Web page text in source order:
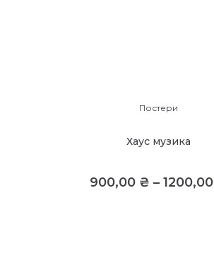
Постери
Хаус музика
900,00 ₴ – 1200,00